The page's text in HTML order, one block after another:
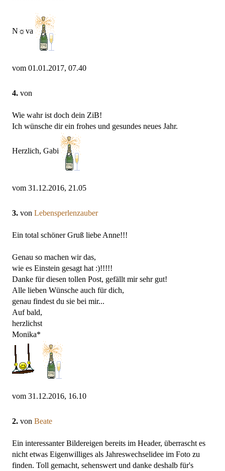
N☼va
vom 01.01.2017, 07.40
4. von
Wie wahr ist doch dein ZiB!
Ich wünsche dir ein frohes und gesundes neues Jahr.
Herzlich, Gabi
vom 31.12.2016, 21.05
3. von Lebensperlenzauber
Ein total schöner Gruß liebe Anne!!!
Genau so machen wir das,
wie es Einstein gesagt hat :)!!!!!
Danke für diesen tollen Post, gefällt mir sehr gut!
Alle lieben Wünsche auch für dich,
genau findest du sie bei mir...
Auf bald,
herzlichst
Monika*
vom 31.12.2016, 16.10
2. von Beate
Ein interessanter Bildereigen bereits im Header, überrascht es
nicht etwas Eigenwilliges als Jahreswechselidee im Foto zu
finden. Toll gemacht, sehenswert und danke deshalb für's